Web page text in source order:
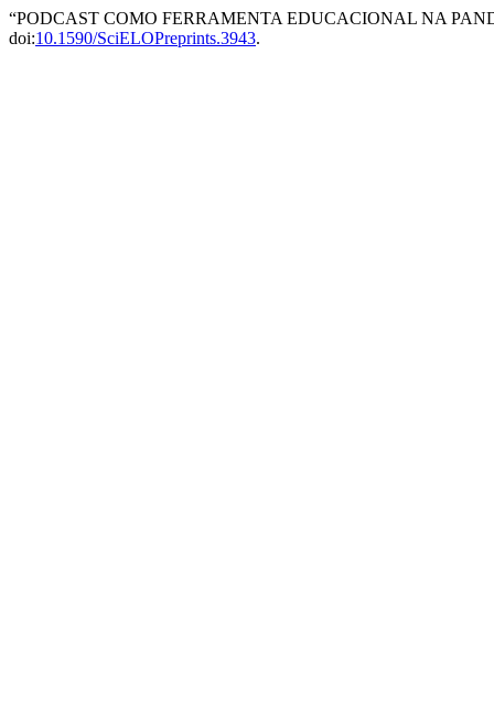
“PODCAST COMO FERRAMENTA EDUCACIONAL NA
doi:10.1590/SciELOPreprints.3943.